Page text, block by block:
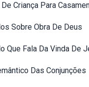
Criança Para
Sobre Obra De Deus
Que Fala Da Vinda De
Das Conjunções